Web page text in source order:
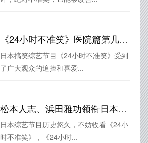
《24小时不准笑》医院篇第几集中的失误瞬间原来这么逗
日本搞笑综艺节目《24小时不准笑》受到
了广大观众的追捧和喜爱...
松本人志、浜田雅功领衔日本综艺节目《24小时不准笑》
日本综艺节目历史悠久，不妨收看《24小
时不准笑》，《24小时...